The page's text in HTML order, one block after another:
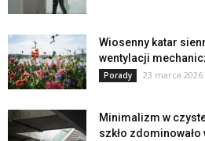
Wiosenny katar
wentylacji
Porady 23 marca 2026
Minimalizm w
szkło